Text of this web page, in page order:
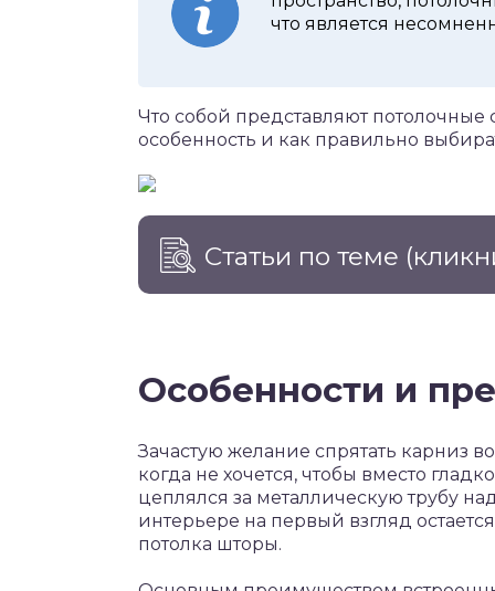
что является
Что собой представляют
особенность и как правильно
Статьи по теме
Особенности и
Зачастую желание спрятать карниз
когда не хочется, чтобы вместо
цеплялся за металлическую трубу
интерьере на первый взгляд
потолка шторы.